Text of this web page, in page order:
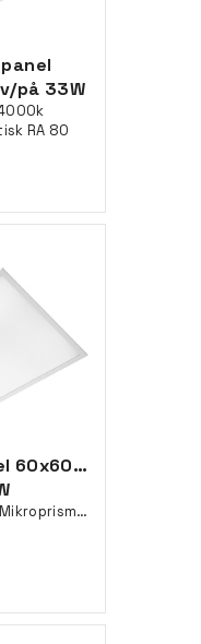
panel
på 33W
RA 80
60x60mm Dali
3300lm 4000k Mikroprismatisk RA 90